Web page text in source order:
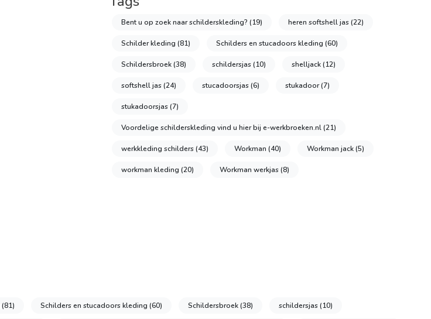
Bent u op zoek naar schilderskleding?(19) heren softshell jas(22)
Schilder kleding(81) Schilders en stucadoors kleding(60)
Schildersbroek(38) schildersjas(10) shelljack(12)
softshell jas(24) stucadoorsjas(6) stukadoor(7)
stukadoorsjas(7)
Voordelige schilderskleding vind u hier bij e-werkbroeken.nl(21)
werkkleding schilders(43) Workman(40) Workman jack(5)
workman kleding(20) Workman werkjas(8)
(81) Schilders en stucadoors kleding (60) Schildersbroek(38) schildersjas(10)